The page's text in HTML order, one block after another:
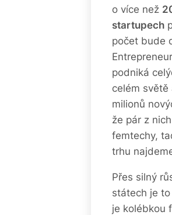
o více než
startupech
počet bude
podniká
celém světě
milionů
že pár z
femtechy,
trhu
Přes silný
státech je
je kolébkou